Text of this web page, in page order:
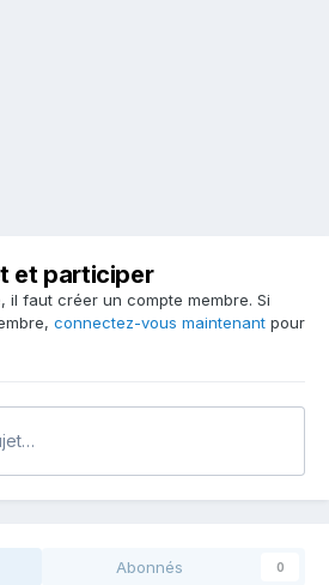
et participer
il faut créer un compte membre. Si
connectez-vous maintenant pour
Abonnés 0